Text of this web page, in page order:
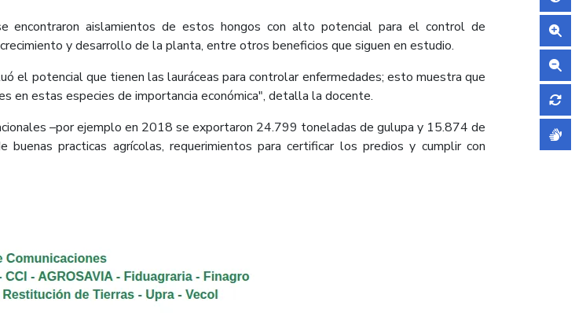
aislamientos de estos hongos con alto potencial para el control de
y desarrollo de la planta, entre otros beneficios que siguen en estudio.
el potencial que tienen las lauráceas para controlar enfermedades; esto muestra que
estas especies de importancia económica", detalla la docente.
–por ejemplo en 2018 se exportaron 24.799 toneladas de gulupa y 15.874 de
practicas agrícolas, requerimientos para certificar los predios y cumplir con